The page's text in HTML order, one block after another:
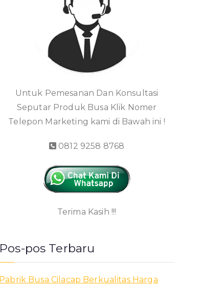
Untuk Pemesanan Dan Konsultasi
Seputar Produk Busa Klik Nomer
Telepon Marketing kami di Bawah ini !
0812 9258 8768
Terima Kasih !!!
Pos-pos Terbaru
Pabrik Busa Cilacap Berkualitas Harga